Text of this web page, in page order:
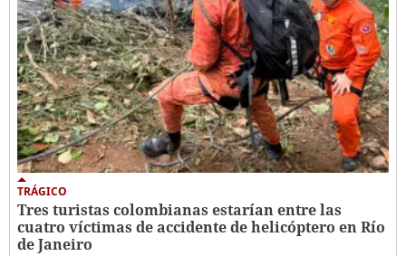
TRÁGICO
Tres turistas colombianas estarían entre las
cuatro víctimas de accidente de helicóptero en Río
de Janeiro